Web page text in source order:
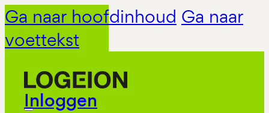
Ga naar hoofdinhoud Ga naar
voettekst
Inloggen